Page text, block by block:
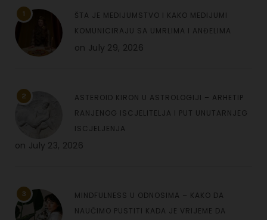
1
ŠTA JE MEDIJUMSTVO I KAKO MEDIJUMI
KOMUNICIRAJU SA UMRLIMA I ANĐELIMA
on July 29, 2026
2
ASTEROID KIRON U ASTROLOGIJI – ARHETIP
RANJENOG ISCJELITELJA I PUT UNUTARNJEG
ISCJELJENJA
on July 23, 2026
3
MINDFULNESS U ODNOSIMA – KAKO DA
NAUČIMO PUSTITI KADA JE VRIJEME DA